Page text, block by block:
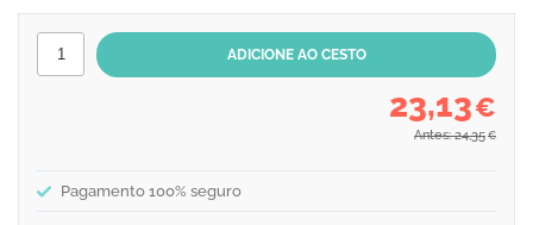
23,13€
Antes: 24,35 €
Pagamento 100% seguro